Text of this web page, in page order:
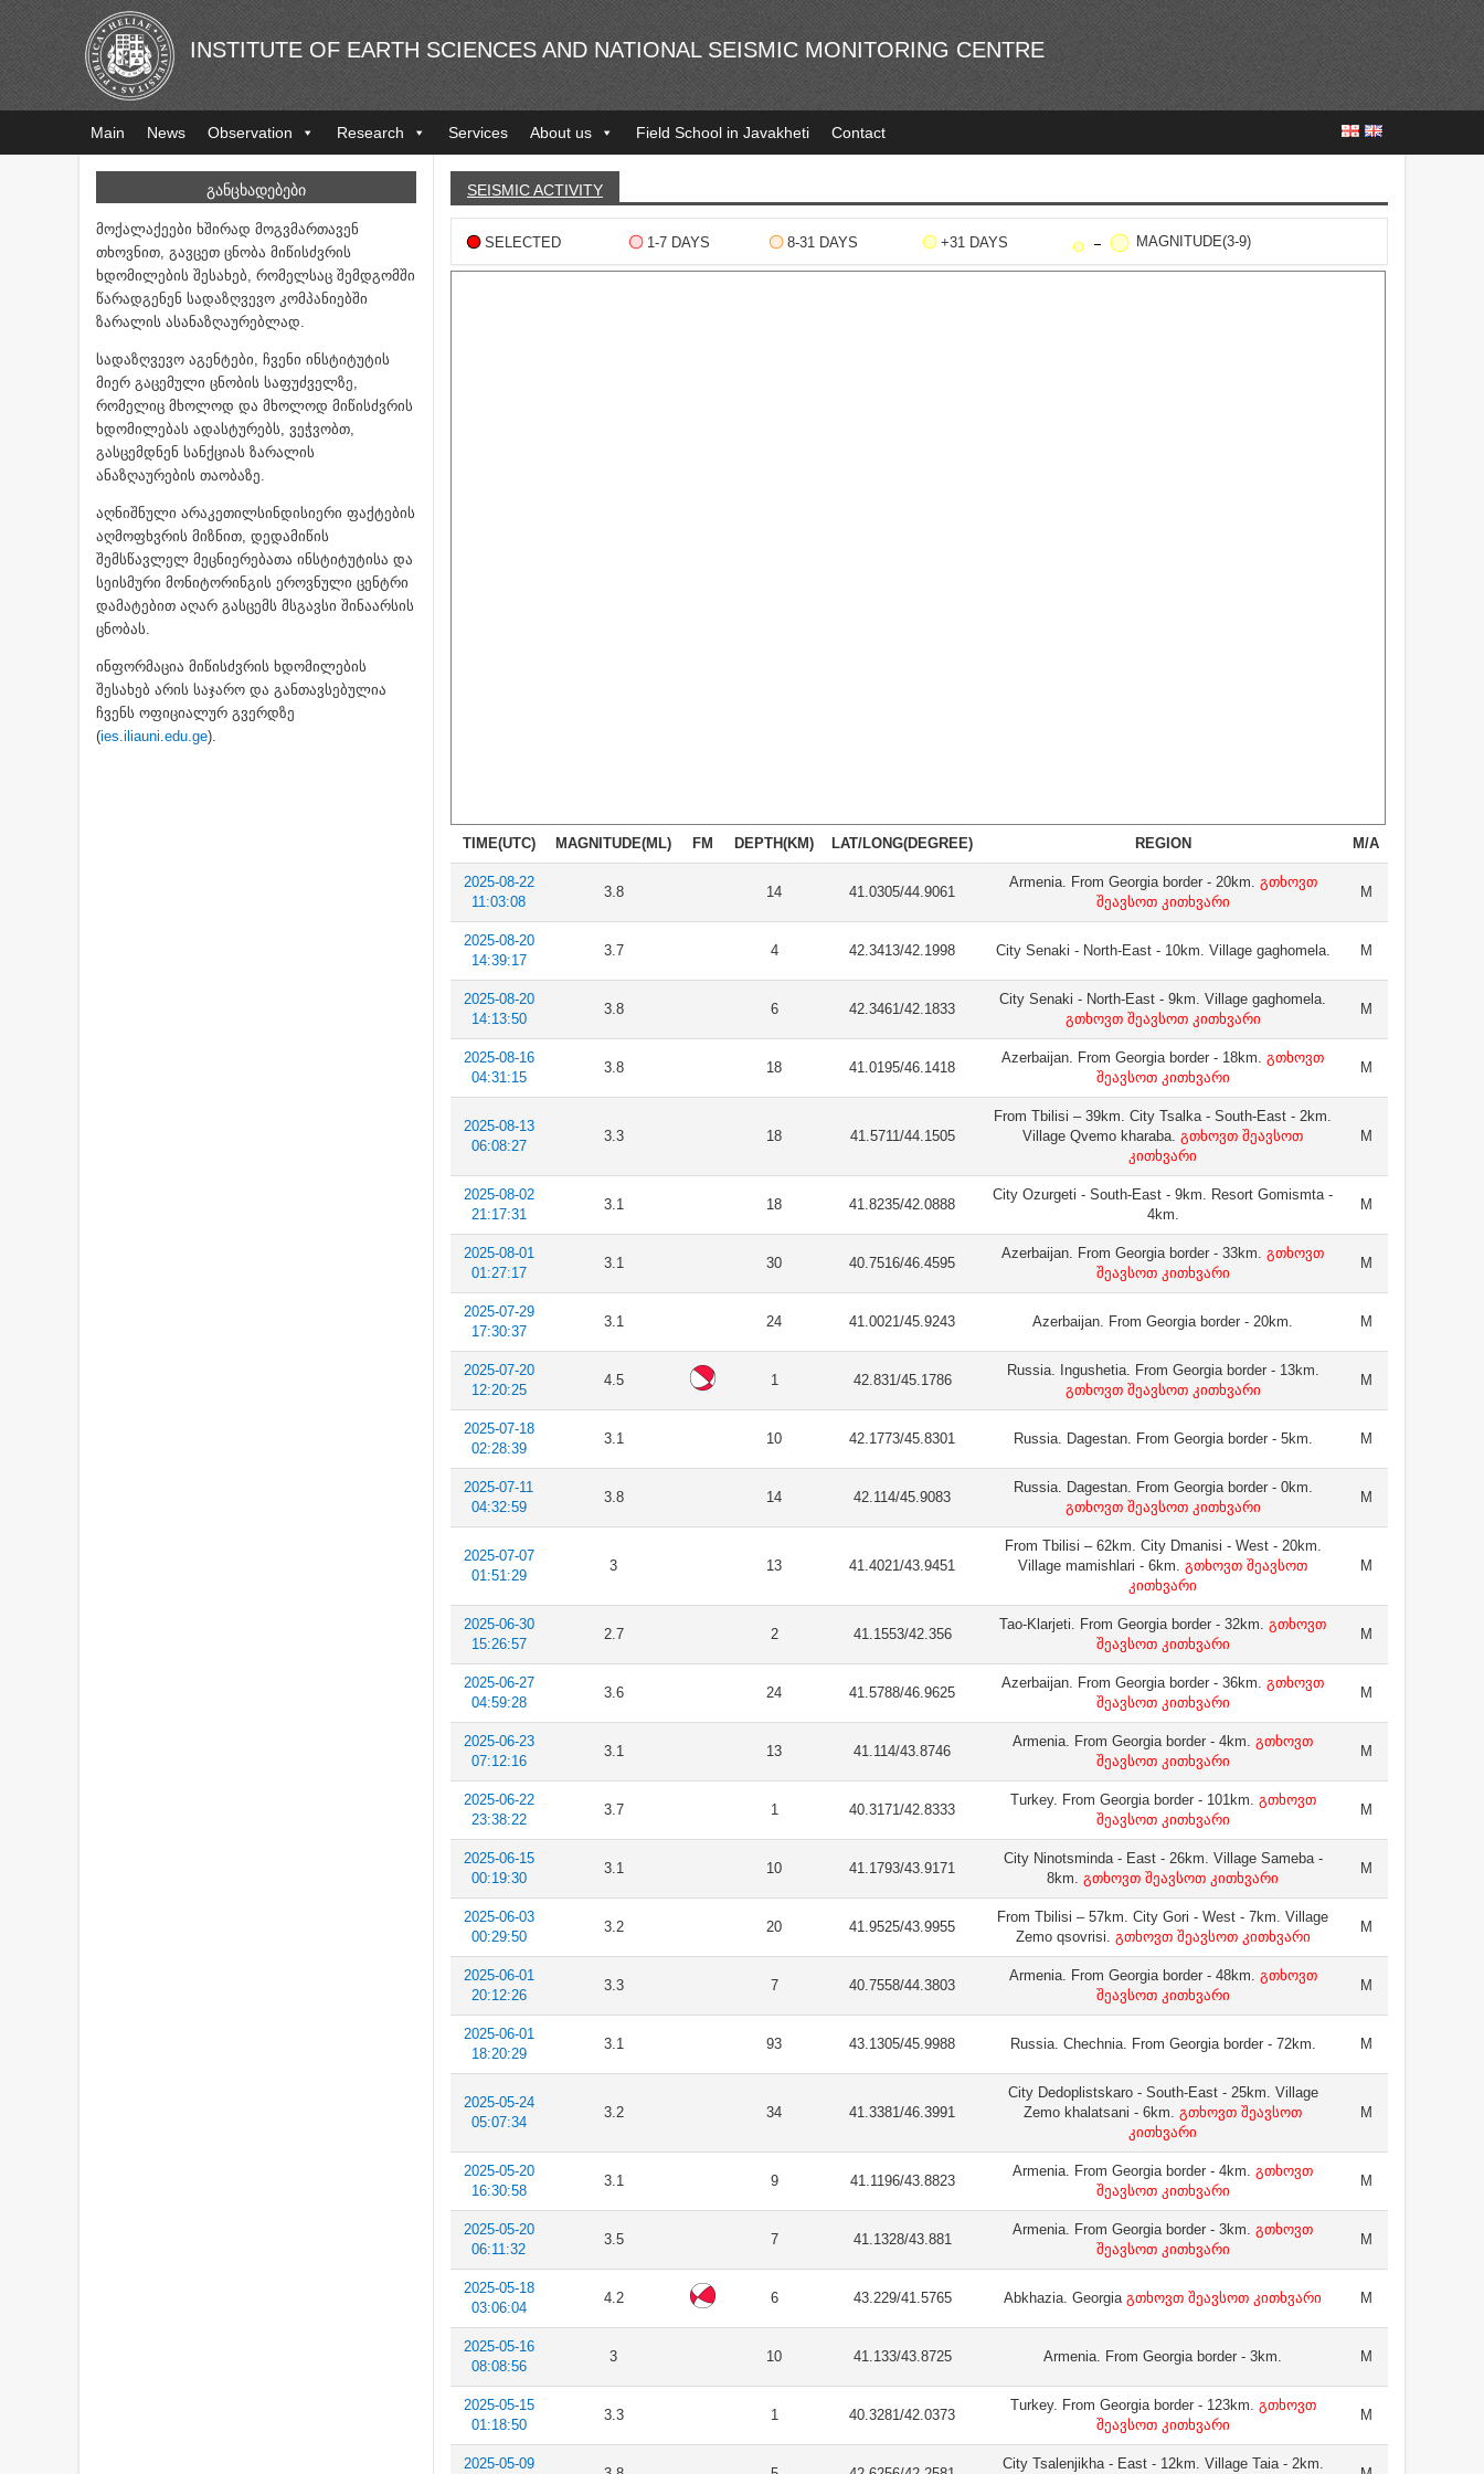
INSTITUTE OF EARTH SCIENCES AND NATIONAL SEISMIC MONITORING CENTRE
Main News Observation Research Services About us Field School in Javakheti Contact
ᲒᲐᲜᲪᲮᲐᲓᲔᲑᲔᲑᲘ
მოქალაქეები ხშირად მოგვმართავენ
თხოვნით, გავცეთ ცნობა მიწისძვრის
ხდომილების შესახებ, რომელსაც შემდგომში
წარადგენენ სადაზღვევო კომპანიებში
ზარალის ასანაზღაურებლად.
სადაზღვევო აგენტები, ჩვენი ინსტიტუტის
მიერ გაცემული ცნობის საფუძველზე,
რომელიც მხოლოდ და მხოლოდ მიწისძვრის
ხდომილებას ადასტურებს, ვეჭვობთ,
გასცემდნენ სანქციას ზარალის
ანაზღაურების თაობაზე.
აღნიშნული არაკეთილსინდისიერი ფაქტების
აღმოფხვრის მიზნით, დედამიწის
შემსწავლელ მეცნიერებათა ინსტიტუტისა და
სეისმური მონიტორინგის ეროვნული ცენტრი
დამატებით აღარ გასცემს მსგავსი შინაარსის
ცნობას.
ინფორმაცია მიწისძვრის ხდომილების
შესახებ არის საჯარო და განთავსებულია
ჩვენს ოფიციალურ გვერდზე
(ies.iliauni.edu.ge).
SEISMIC ACTIVITY
SELECTED 1-7 DAYS 8-31 DAYS +31 DAYS MAGNITUDE(3-9)
TIME(UTC) MAGNITUDE(ML) FM DEPTH(KM) LAT/LONG(DEGREE) REGION M/A
2025-08-22
11:03:08
3.8 14 41.0305/44.9061
Armenia. From Georgia border - 20km. გთხოვთ
შეავსოთ კითხვარი
M
2025-08-20
14:39:17
3.7 4 42.3413/42.1998 City Senaki - North-East - 10km. Village gaghomela. M
2025-08-20
14:13:50
3.8 6 42.3461/42.1833
City Senaki - North-East - 9km. Village gaghomela.
გთხოვთ შეავსოთ კითხვარი
M
2025-08-16
04:31:15
3.8 18 41.0195/46.1418
Azerbaijan. From Georgia border - 18km. გთხოვთ
შეავსოთ კითხვარი
M
2025-08-13
06:08:27
3.3 18 41.5711/44.1505
From Tbilisi – 39km. City Tsalka - South-East - 2km.
Village Qvemo kharaba. გთხოვთ შეავსოთ
კითხვარი
M
2025-08-02
21:17:31
3.1 18 41.8235/42.0888
City Ozurgeti - South-East - 9km. Resort Gomismta -
4km.
M
2025-08-01
01:27:17
3.1 30 40.7516/46.4595
Azerbaijan. From Georgia border - 33km. გთხოვთ
შეავსოთ კითხვარი
M
2025-07-29
17:30:37
3.1 24 41.0021/45.9243 Azerbaijan. From Georgia border - 20km. M
2025-07-20
12:20:25
4.5 1 42.831/45.1786
Russia. Ingushetia. From Georgia border - 13km.
გთხოვთ შეავსოთ კითხვარი
M
2025-07-18
02:28:39
3.1 10 42.1773/45.8301 Russia. Dagestan. From Georgia border - 5km. M
2025-07-11
04:32:59
3.8 14 42.114/45.9083
Russia. Dagestan. From Georgia border - 0km.
გთხოვთ შეავსოთ კითხვარი
M
2025-07-07
01:51:29
3 13 41.4021/43.9451
From Tbilisi – 62km. City Dmanisi - West - 20km.
Village mamishlari - 6km. გთხოვთ შეავსოთ
კითხვარი
M
2025-06-30
15:26:57
2.7 2 41.1553/42.356
Tao-Klarjeti. From Georgia border - 32km. გთხოვთ
შეავსოთ კითხვარი
M
2025-06-27
04:59:28
3.6 24 41.5788/46.9625
Azerbaijan. From Georgia border - 36km. გთხოვთ
შეავსოთ კითხვარი
M
2025-06-23
07:12:16
3.1 13 41.114/43.8746
Armenia. From Georgia border - 4km. გთხოვთ
შეავსოთ კითხვარი
M
2025-06-22
23:38:22
3.7 1 40.3171/42.8333
Turkey. From Georgia border - 101km. გთხოვთ
შეავსოთ კითხვარი
M
2025-06-15
00:19:30
3.1 10 41.1793/43.9171
City Ninotsminda - East - 26km. Village Sameba -
8km. გთხოვთ შეავსოთ კითხვარი
M
2025-06-03
00:29:50
3.2 20 41.9525/43.9955
From Tbilisi – 57km. City Gori - West - 7km. Village
Zemo qsovrisi. გთხოვთ შეავსოთ კითხვარი
M
2025-06-01
20:12:26
3.3 7 40.7558/44.3803
Armenia. From Georgia border - 48km. გთხოვთ
შეავსოთ კითხვარი
M
2025-06-01
18:20:29
3.1 93 43.1305/45.9988 Russia. Chechnia. From Georgia border - 72km. M
2025-05-24
05:07:34
3.2 34 41.3381/46.3991
City Dedoplistskaro - South-East - 25km. Village
Zemo khalatsani - 6km. გთხოვთ შეავსოთ
კითხვარი
M
2025-05-20
16:30:58
3.1 9 41.1196/43.8823
Armenia. From Georgia border - 4km. გთხოვთ
შეავსოთ კითხვარი
M
2025-05-20
06:11:32
3.5 7 41.1328/43.881
Armenia. From Georgia border - 3km. გთხოვთ
შეავსოთ კითხვარი
M
2025-05-18
03:06:04
4.2 6 43.229/41.5765 Abkhazia. Georgiaგთხოვთ შეავსოთ კითხვარი M
2025-05-16
08:08:56
3 10 41.133/43.8725 Armenia. From Georgia border - 3km. M
2025-05-15
01:18:50
3.3 1 40.3281/42.0373
Turkey. From Georgia border - 123km. გთხოვთ
შეავსოთ კითხვარი
M
2025-05-09 City Tsalenjikha - East - 12km. Village Taia - 2km.